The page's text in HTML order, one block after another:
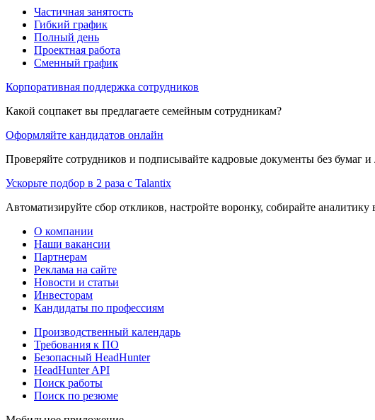
Частичная занятость
Гибкий график
Полный день
Проектная работа
Сменный график
Корпоративная поддержка сотрудников
Какой соцпакет вы предлагаете семейным сотрудникам?
Оформляйте кандидатов онлайн
Проверяйте сотрудников и подписывайте кадровые документы без бумаг
Ускорьте подбор в 2 раза с Talantix
Автоматизируйте сбор откликов, настройте воронку, собирайте аналитику
О компании
Наши вакансии
Партнерам
Реклама на сайте
Новости и статьи
Инвесторам
Кандидаты по профессиям
Производственный календарь
Требования к ПО
Безопасный HeadHunter
HeadHunter API
Поиск работы
Поиск по резюме